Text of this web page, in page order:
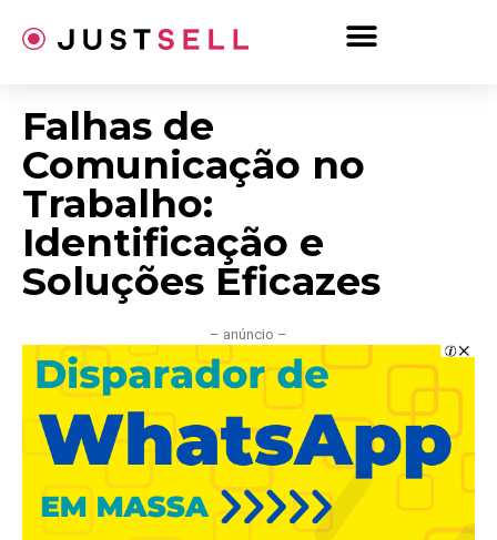
para
Falhas de
Comunicação no
Trabalho:
Identificação e
Soluções Eficazes
– anúncio –